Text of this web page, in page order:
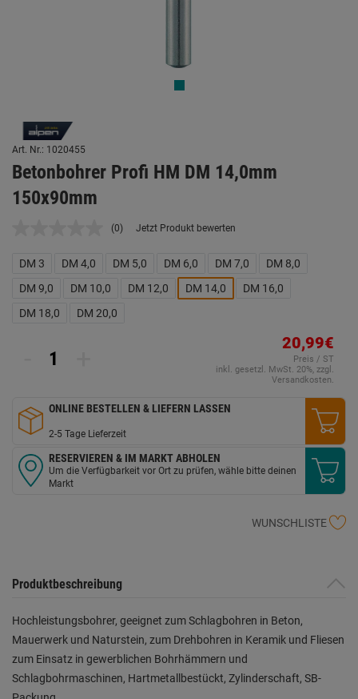
Art. Nr.: 1020455
Betonbohrer Profi HM DM 14,0mm
150x90mm
Kein
Link
auf
derselben
Seite.
(0) Jetzt Produkt bewerten
DM 3 DM 4,0 DM 5,0 DM 6,0 DM 7,0
DM 8,0
DM 9,0
DM 10,0 DM 12,0 DM 14,0
DM 16,0
DM 18,0
DM 20,0
20,99€
Preis / ST
inkl. gesetzl. MwSt. 20%, zzgl.
Versandkosten.
ONLINE BESTELLEN & LIEFERN LASSEN
2-5 Tage Lieferzeit
RESERVIEREN & IM MARKT ABHOLEN
Um die Verfügbarkeit vor Ort zu prüfen, wähle bitte deinen
Markt
WUNSCHLISTE
Produktbeschreibung
Hochleistungsbohrer, geeignet zum Schlagbohren in Beton,
Mauerwerk und Naturstein, zum Drehbohren in Keramik und Fliesen
zum Einsatz in gewerblichen Bohrhämmern und
Schlagbohrmaschinen, Hartmetallbestückt, Zylinderschaft, SB-